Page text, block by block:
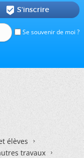
Se souvenir de moi ?
 S'inscrire
élèves
travaux